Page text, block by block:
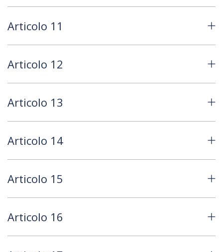
Articolo 11
Articolo 12
Articolo 13
Articolo 14
Articolo 15
Articolo 16